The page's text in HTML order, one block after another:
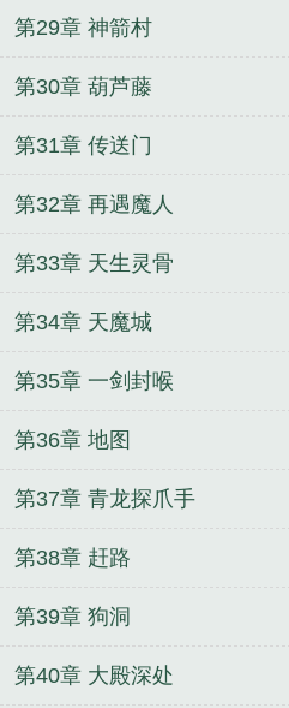
第29章 神箭村
第30章 葫芦藤
第31章 传送门
第32章 再遇魔人
第33章 天生灵骨
第34章 天魔城
第35章 一剑封喉
第36章 地图
第37章 青龙探爪手
第38章 赶路
第39章 狗洞
第40章 大殿深处